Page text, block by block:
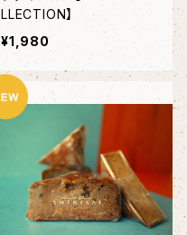
LLECTION】
¥1,980